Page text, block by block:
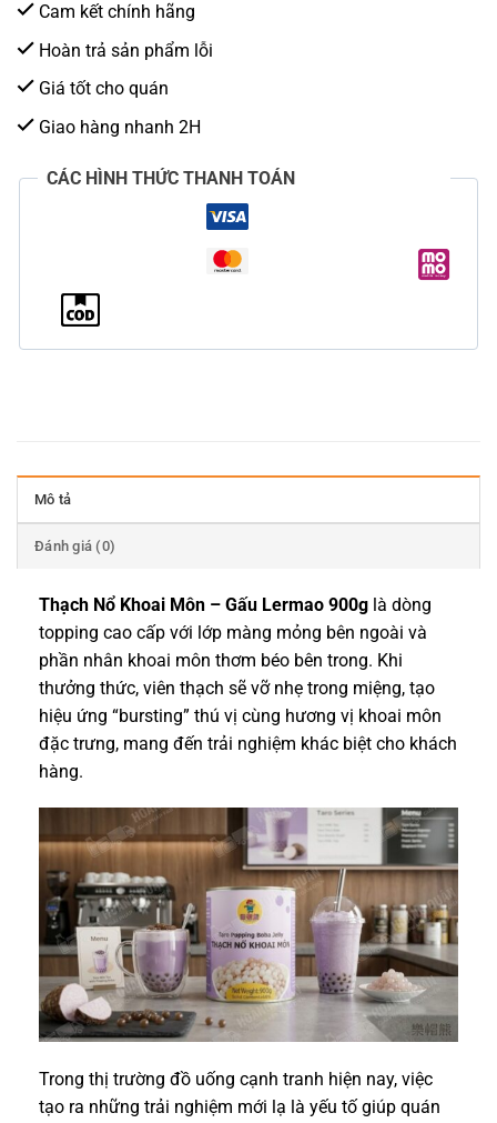
Cam kết chính hãng
Hoàn trả sản phẩm lỗi
Giá tốt cho quán
Giao hàng nhanh 2H
CÁC HÌNH THỨC THANH TOÁN
Mô tả
Đánh giá (0)
Thạch Nổ Khoai Môn – Gấu Lermao 900g là dòng
topping cao cấp với lớp màng mỏng bên ngoài và
phần nhân khoai môn thơm béo bên trong. Khi
thưởng thức, viên thạch sẽ vỡ nhẹ trong miệng, tạo
hiệu ứng “bursting” thú vị cùng hương vị khoai môn
đặc trưng, mang đến trải nghiệm khác biệt cho khách
hàng.
Trong thị trường đồ uống cạnh tranh hiện nay, việc
tạo ra những trải nghiệm mới lạ là yếu tố giúp quán